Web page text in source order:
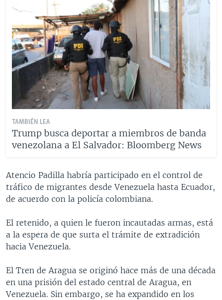
TAMBIÉN LEA
Trump busca deportar a miembros de banda
venezolana a El Salvador: Bloomberg News
Atencio Padilla habría participado en el control de
tráfico de migrantes desde Venezuela hasta Ecuador,
de acuerdo con la policía colombiana.
El retenido, a quien le fueron incautadas armas, está
a la espera de que surta el trámite de extradición
hacia Venezuela.
El Tren de Aragua se originó hace más de una década
en una prisión del estado central de Aragua, en
Venezuela. Sin embargo, se ha expandido en los